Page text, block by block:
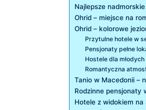
Najlepsze
Ohrid – miejsce na
Ohrid – kolorowe
Przytulne hotele ‍w‍
Pensjonaty pełne
Hostele dla
Romantyczna
Tanio​ w ⁣Macedonii –‍
Rodzinne pensjonaty
Hotele z widokiem